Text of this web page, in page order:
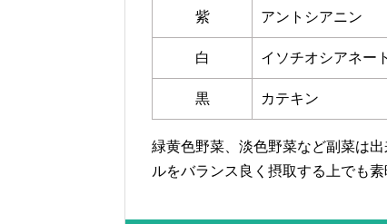
紫 アントシアニン
白 イソチオシアネート
黒 カテキン
緑黄色野菜、淡色野菜など副菜は
ルをバランス良く摂取する上でも